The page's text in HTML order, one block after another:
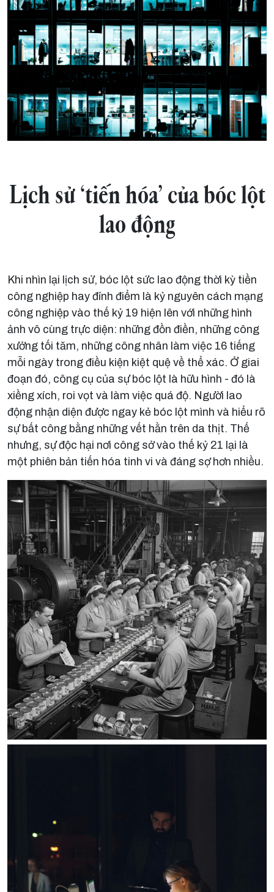
Lịch sử ‘tiến hóa’ của bóc lột
lao động
Khi nhìn lại lịch sử, bóc lột sức lao động thời kỳ tiền
công nghiệp hay đỉnh điểm là kỷ nguyên cách mạng
công nghiệp vào thế kỷ 19 hiện lên với những hình
ảnh vô cùng trực diện: những đồn điền, những công
xưởng tối tăm, những công nhân làm việc 16 tiếng
mỗi ngày trong điều kiện kiệt quệ về thể xác. Ở giai
đoạn đó, công cụ của sự bóc lột là hữu hình - đó là
xiềng xích, roi vọt và làm việc quá độ. Người lao
động nhận diện được ngay kẻ bóc lột mình và hiểu rõ
sự bất công bằng những vết hằn trên da thịt. Thế
nhưng, sự độc hại nơi công sở vào thế kỷ 21 lại là
một phiên bản tiến hóa tinh vi và đáng sợ hơn nhiều.